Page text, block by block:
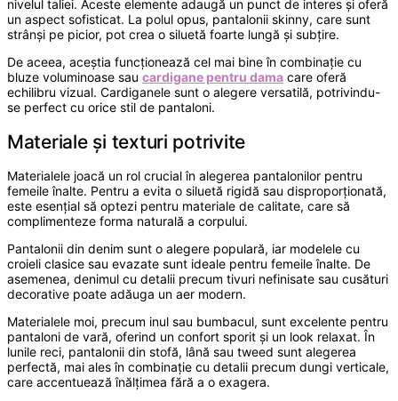
nivelul taliei. Aceste elemente adaugă un punct de interes și oferă
un aspect sofisticat. La polul opus, pantalonii skinny, care sunt
strânși pe picior, pot crea o siluetă foarte lungă și subțire.
De aceea, aceștia funcționează cel mai bine în combinație cu
bluze voluminoase sau cardigane pentru dama care oferă
echilibru vizual. Cardiganele sunt o alegere versatilă, potrivindu-
se perfect cu orice stil de pantaloni.
Materiale și texturi potrivite
Materialele joacă un rol crucial în alegerea pantalonilor pentru
femeile înalte. Pentru a evita o siluetă rigidă sau disproporționată,
este esențial să optezi pentru materiale de calitate, care să
complimenteze forma naturală a corpului.
Pantalonii din denim sunt o alegere populară, iar modelele cu
croieli clasice sau evazate sunt ideale pentru femeile înalte. De
asemenea, denimul cu detalii precum tivuri nefinisate sau cusături
decorative poate adăuga un aer modern.
Materialele moi, precum inul sau bumbacul, sunt excelente pentru
pantaloni de vară, oferind un confort sporit și un look relaxat. În
lunile reci, pantalonii din stofă, lână sau tweed sunt alegerea
perfectă, mai ales în combinație cu detalii precum dungi verticale,
care accentuează înălțimea fără a o exagera.